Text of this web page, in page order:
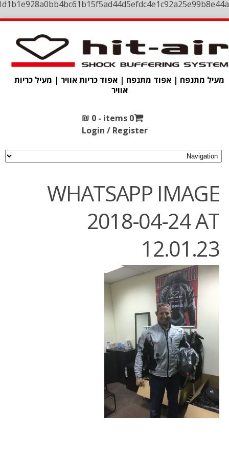
מעיל מתנפח | אפוד מתנפח | אפוד כריות אוויר | מעיל כריות
אוויר
0 items -
₪ 0
Login / Register
WHATSAPP IMAGE
2018-04-24 AT
12.01.23